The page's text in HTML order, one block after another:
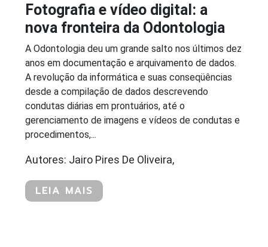
Fotografia e vídeo digital: a
nova fronteira da Odontologia
A Odontologia deu um grande salto nos últimos dez
anos em documentação e arquivamento de dados.
A revolução da informática e suas conseqüências
desde a compilação de dados descrevendo
condutas diárias em prontuários, até o
gerenciamento de imagens e vídeos de condutas e
procedimentos,...
Autores: Jairo Pires De Oliveira,
LEIA MAIS